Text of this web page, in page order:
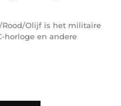
Olijf is het militaire
horloge en andere